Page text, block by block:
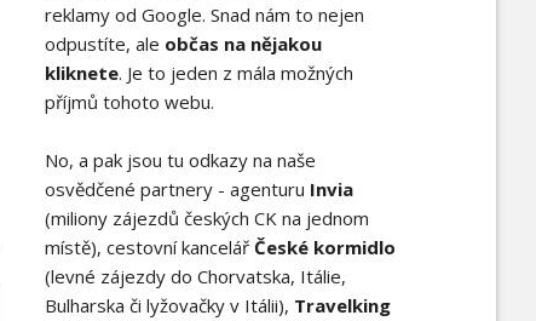
reklamy od Google. Snad nám to nejen
odpustíte, ale občas na nějakou
kliknete. Je to jeden z mála možných
příjmů tohoto webu.
No, a pak jsou tu odkazy na naše
osvědčené partnery - agenturu Invia
(miliony zájezdů českých CK na jednom
místě), cestovní kancelářČeské kormidlo
(levné zájezdy do Chorvatska, Itálie,
Bulharska či lyžovačky v Itálii), Travelking